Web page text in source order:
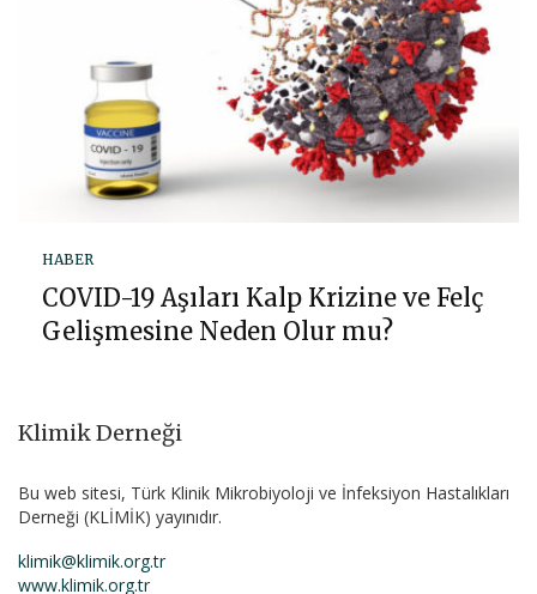
HABER
COVID-19 Aşıları Kalp Krizine ve Felç
Gelişmesine Neden Olur mu?
Klimik Derneği
Bu web sitesi, Türk Klinik Mikrobiyoloji ve İnfeksiyon Hastalıkları
Derneği (KLİMİK) yayınıdır.
klimik@klimik.org.tr
www.klimik.org.tr